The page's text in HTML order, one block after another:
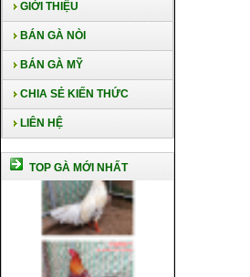
GIỚI THIỆU
BÁN GÀ NÒI
BÁN GÀ MỸ
CHIA SẺ KIẾN THỨC
LIÊN HỆ
TOP GÀ MỚI NHẤT